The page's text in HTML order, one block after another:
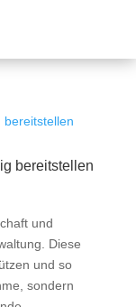
bereitstellen
und
Diese
und so
sondern